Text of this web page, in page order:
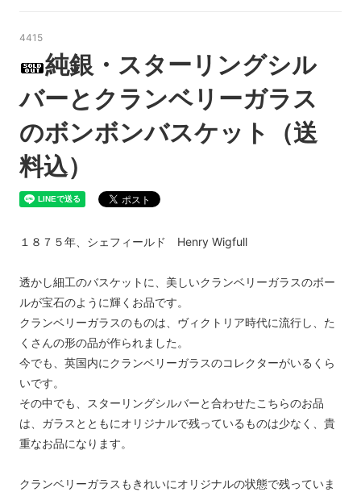
4415
純銀・スターリングシル
バーとクランベリーガラス
のボンボンバスケット（送
料込）
１８７５年、シェフィールド Henry Wigfull
透かし細工のバスケットに、美しいクランベリーガラスのボー
ルが宝石のように輝くお品です。
クランベリーガラスのものは、ヴィクトリア時代に流行し、た
くさんの形の品が作られました。
今でも、英国内にクランベリーガラスのコレクターがいるくら
いです。
その中でも、スターリングシルバーと合わせたこちらのお品
は、ガラスとともにオリジナルで残っているものは少なく、貴
重なお品になります。
クランベリーガラスもきれいにオリジナルの状態で残っていま